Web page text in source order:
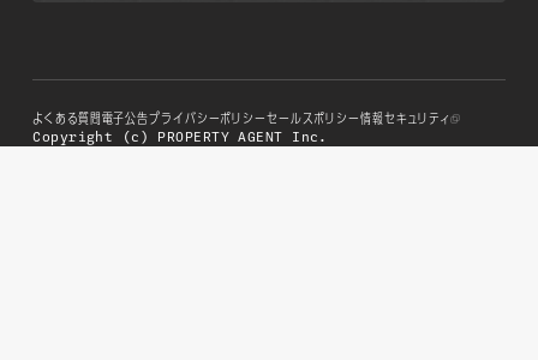
よくある質問電子公告プライバシーポリシーセールスポリシー情報セキュリティ
Copyright (c) PROPERTY AGENT Inc.